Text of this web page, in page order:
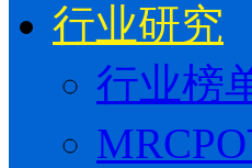
行业研究
行业榜